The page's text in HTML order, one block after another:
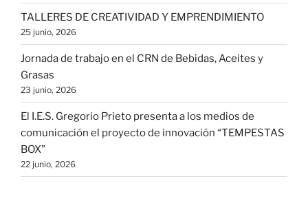
TALLERES DE CREATIVIDAD Y EMPRENDIMIENTO
25 junio, 2026
Jornada de trabajo en el CRN de Bebidas, Aceites y
Grasas
23 junio, 2026
El I.E.S. Gregorio Prieto presenta a los medios de
comunicación el proyecto de innovación “TEMPESTAS
BOX”
22 junio, 2026